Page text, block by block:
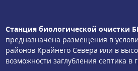
Станция биологической очистки
предназначена размещения в
районов Крайнего Севера или в
возможности заглубления септика в